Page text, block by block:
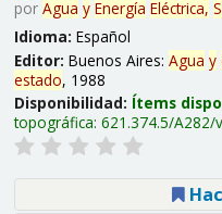
por Agua y Energía Eléctrica,
Idioma: Español
Editor: Buenos Aires: Agua y
estado, 1988
Disponibilidad: Ítems
topográfica: 621.374.5/A282/